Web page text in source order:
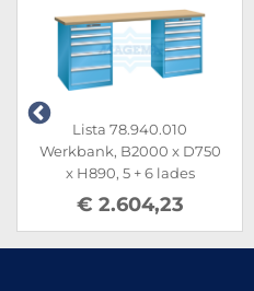
Lista 78.940.010
Werkbank, B2000 x D750
x H890, 5 + 6 lades
€ 2.604,23